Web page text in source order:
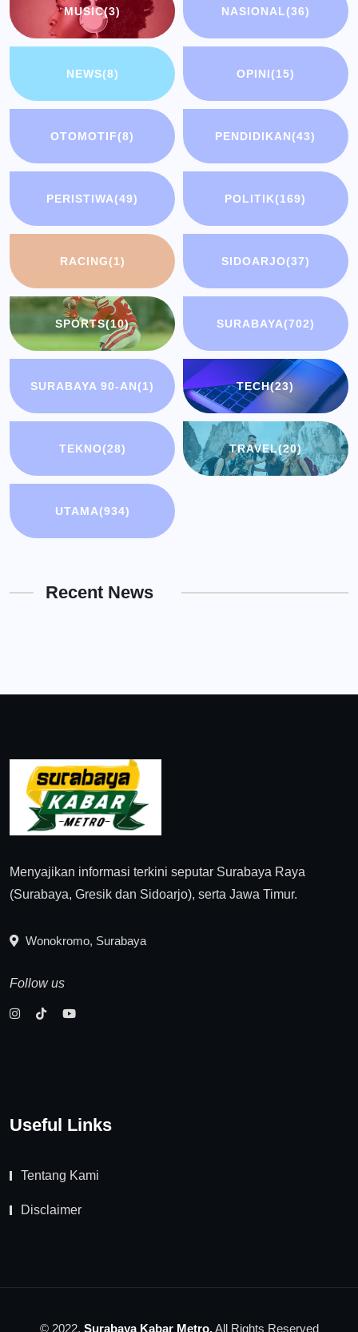
MUSIC(3) NASIONAL(36)
NEWS(8) OPINI(15)
OTOMOTIF(8) PENDIDIKAN(43)
PERISTIWA(49) POLITIK(169)
RACING(1) SIDOARJO(37)
SPORTS(10) SURABAYA(702)
SURABAYA 90-AN(1) TECH(23)
TEKNO(28) TRAVEL(20)
UTAMA(934)
Recent News
Menyajikan informasi terkini seputar Surabaya Raya
(Surabaya, Gresik dan Sidoarjo), serta Jawa Timur.
Wonokromo, Surabaya
Follow us
Useful Links
Tentang Kami
Disclaimer
© 2022, Surabaya Kabar Metro.All Rights Reserved